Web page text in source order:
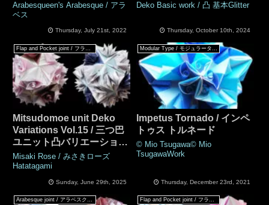
Arabesqueen's Arabesque / アラ
ベス
Thursday, July 21st, 2022
Deko Basic work / 凸 基本Glitter
Thursday, October 10th, 2024
Mitsudomoe unit Deko
Variations Vol.15 / 三つ巴
ユニット凸バリエーション
Vol.15
Misaki Rose / みさきローズ
Hatatagami
Sunday, June 29th, 2025
Impetus Tornado / インペ
トゥス トルネード
© Mio Tsugawa© Mio
TsugawaWork
Thursday, December 23rd, 2021